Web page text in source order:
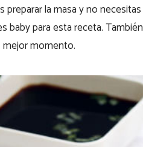
la masa y no necesitas
baby para esta receta. También
mejor momento.